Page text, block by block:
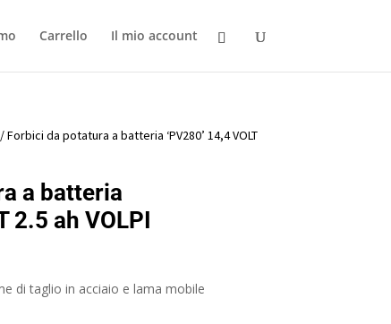
Carrello Il mio account
/ Forbici da potatura a batteria ‘PV280’ 14,4 VOLT
a batteria
2.5 ah VOLPI
di taglio in acciaio e lama mobile